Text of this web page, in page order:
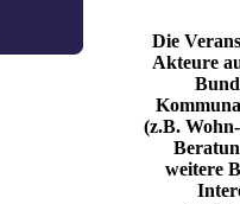
Die
Akteure
(z.B.
weitere